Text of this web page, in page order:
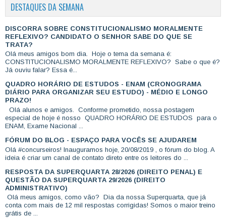
DESTAQUES DA SEMANA
DISCORRA SOBRE CONSTITUCIONALISMO MORALMENTE
REFLEXIVO? CANDIDATO O SENHOR SABE DO QUE SE
TRATA?
Olá meus amigos bom dia. Hoje o tema da semana é:
CONSTITUCIONALISMO MORALMENTE REFLEXIVO? Sabe o que é?
Já ouviu falar? Essa é...
QUADRO HORÁRIO DE ESTUDOS - ENAM (CRONOGRAMA
DIÁRIO PARA ORGANIZAR SEU ESTUDO) - MÉDIO E LONGO
PRAZO!
Olá alunos e amigos. Conforme prometido, nossa postagem
especial de hoje é nosso QUADRO HORÁRIO DE ESTUDOS para o
ENAM, Exame Nacional ...
FÓRUM DO BLOG - ESPAÇO PARA VOCÊS SE AJUDAREM
Olá #concurseiros! Inauguramos hoje, 20/08/2019 , o fórum do blog. A
ideia é criar um canal de contato direto entre os leitores do ...
RESPOSTA DA SUPERQUARTA 28/2026 (DIREITO PENAL) E
QUESTÃO DA SUPERQUARTA 29/2026 (DIREITO
ADMINISTRATIVO)
Olá meus amigos, como vão? Dia da nossa Superquarta, que já
conta com mais de 12 mil respostas corrigidas! Somos o maior treino
grátis de ...